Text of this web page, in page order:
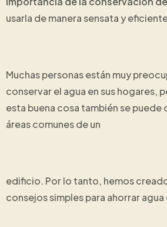
usarla de manera sensata y
Muchas personas están muy
conservar el agua en sus hogares,
esta buena cosa también se puede
áreas comunes de un
edificio. Por lo tanto, hemos
consejos simples para ahorrar